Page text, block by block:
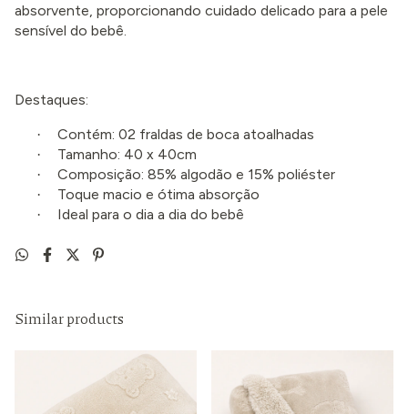
absorvente, proporcionando cuidado delicado para a pele
sensível do bebê.
Destaques:
· Contém: 02 fraldas de boca atoalhadas
· Tamanho: 40 x 40cm
· Composição: 85% algodão e 15% poliéster
· Toque macio e ótima absorção
· Ideal para o dia a dia do bebê
Similar products